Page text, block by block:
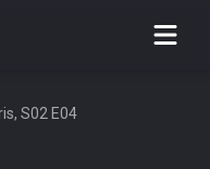
bērnam!\"
bērniem
S02 E04